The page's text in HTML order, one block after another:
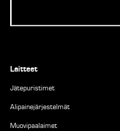
Laitteet
Jätepuristimet
Alipainejärjestelmät
Muovipaalaimet